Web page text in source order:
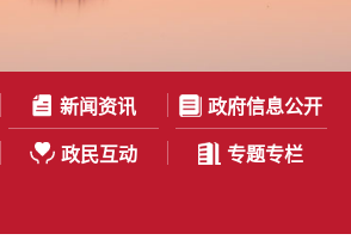
新闻资讯 政府信息公开
政民互动 专题专栏